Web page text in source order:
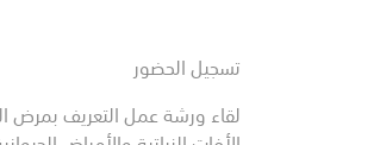
تسجيل الحضور
لقاء ورشة عمل التعريف بمرض